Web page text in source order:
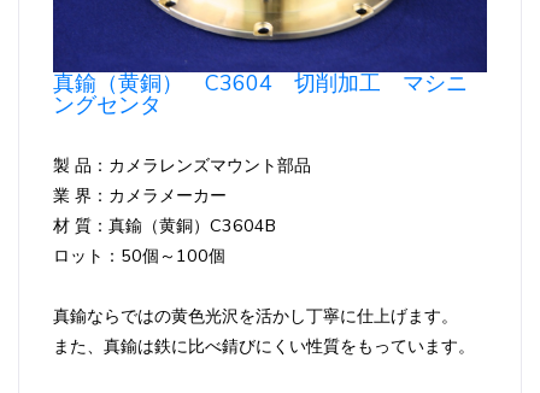
真鍮（黄銅） C3604 切削加工 マシニ
ングセンタ
製 品：カメラレンズマウント部品
業 界：カメラメーカー
材 質：真鍮（黄銅）C3604B
ロット：50個～100個
真鍮ならではの黄色光沢を活かし丁寧に仕上げます。
また、真鍮は鉄に比べ錆びにくい性質をもっています。